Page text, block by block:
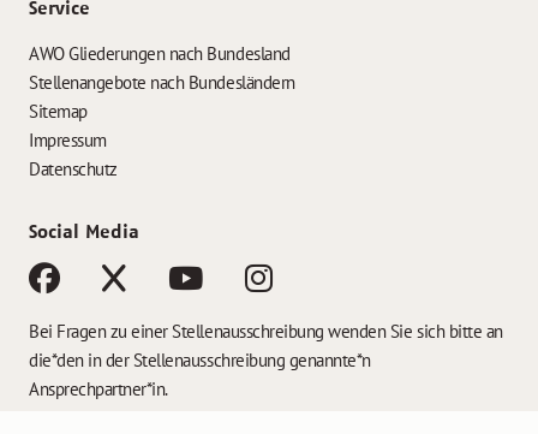
Service
AWO Gliederungen nach Bundesland
Stellenangebote nach Bundesländern
Sitemap
Impressum
Datenschutz
Social Media
Bei Fragen zu einer Stellenausschreibung wenden Sie sich bitte an
die*den in der Stellenausschreibung genannte*n
Ansprechpartner*in.